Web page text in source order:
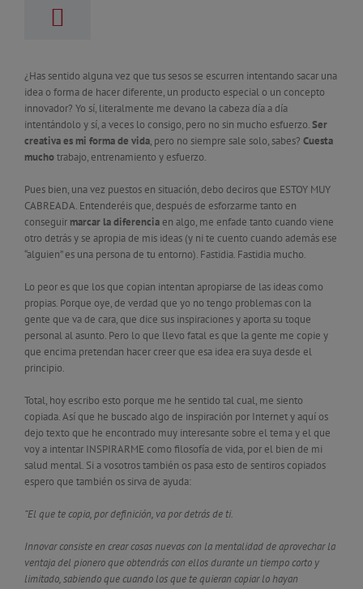
¿Has sentido alguna vez que tus sesos se escurren intentando sacar una
idea o forma de hacer diferente, un producto especial o un concepto
innovador? Yo sí, literalmente me devano la cabeza día a día
intentándolo y sí, a veces lo consigo, pero no sin mucho esfuerzo.Ser
creativa es mi forma de vida, pero no siempre sale solo, sabes? Cuesta
muchotrabajo, entrenamiento y esfuerzo.
Pues bien, una vez puestos en situación, debo deciros que ESTOY MUY
CABREADA. Entenderéis que, después de esforzarme tanto en
conseguir marcar la diferencia en algo, me enfade tanto cuando viene
otro detrás y se apropia de mis ideas (y ni te cuento cuando además ese
“alguien” es una persona de tu entorno). Fastidia. Fastidia mucho.
Lo peor es que los que copian intentan apropiarse de las ideas como
propias. Porque oye, de verdad que yo no tengo problemas con la
gente que va de cara, que dice sus inspiraciones y aporta su toque
personal al asunto. Pero lo que llevo fatal es que la gente me copie y
que encima pretendan hacer creer que esa idea era suya desde el
principio.
Total, hoy escribo esto porque me he sentido tal cual, me siento
copiada. Así que he buscado algo de inspiración por Internet y aquí os
dejo texto que he encontrado muy interesante sobre el tema y el que
voy a intentar INSPIRARME como filosofía de vida, por el bien de mi
salud mental. Si a vosotros también os pasa esto de sentiros copiados
espero que también os sirva de ayuda:
“El que te copia, por definición, va por detrás de ti.
Innovar consiste en crear cosas nuevas con la mentalidad de aprovechar la
ventaja del pionero que obtendrás con ellos durante un tiempo corto y
limitado, sabiendo que cuando los que te quieran copiar lo hayan